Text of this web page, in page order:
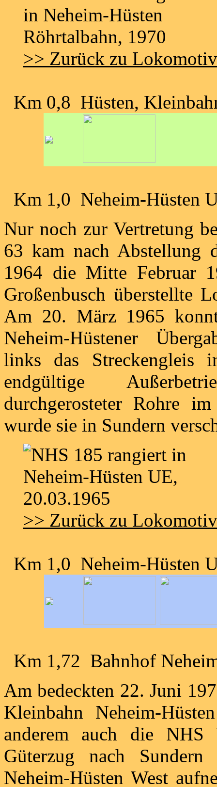
>> Zurück zu
Km 0,8 Hüsten,
Km 1,0 Neheim-Hüsten
Nur noch zur Vertretung
63 kam nach Abstellung
1964 die Mitte Februar
Großenbusch überstellte
Am 20. März 1965
Neheim-Hüstener
links das Streckengleis
endgültige
durchgerosteter Rohre
wurde sie in Sundern
>> Zurück zu
Km 1,0 Neheim-Hüsten
Km 1,72 Bahnhof
Am bedeckten 22. Juni
Kleinbahn Neheim-
anderem auch die
Güterzug nach
Neheim-Hüsten West